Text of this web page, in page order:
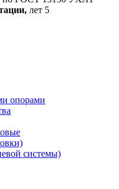
лет 5
опорами
системы)